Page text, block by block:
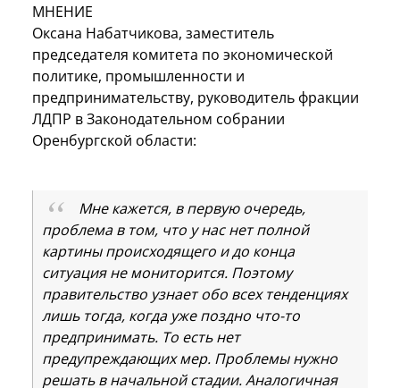
МНЕНИЕ
Оксана Набатчикова, заместитель
председателя комитета по экономической
политике, промышленности и
предпринимательству, руководитель фракции
ЛДПР в Законодательном собрании
Оренбургской области:
Мне кажется, в первую очередь,
проблема в том, что у нас нет полной
картины происходящего и до конца
ситуация не мониторится. Поэтому
правительство узнает обо всех тенденциях
лишь тогда, когда уже поздно что-то
предпринимать. То есть нет
предупреждающих мер. Проблемы нужно
решать в начальной стадии. Аналогичная